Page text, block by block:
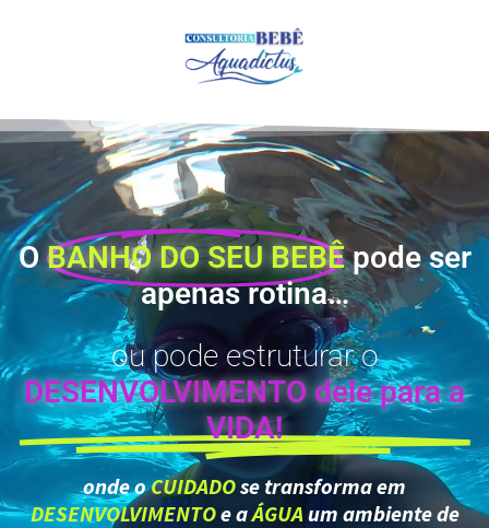
O BANHO DO SEU BEBÊ pode ser
apenas rotina…
ou pode estruturar o
DESENVOLVIMENTO dele para a
VIDA!
onde oCUIDADOse transforma em
DESENVOLVIMENTOe aÁGUAum ambiente de